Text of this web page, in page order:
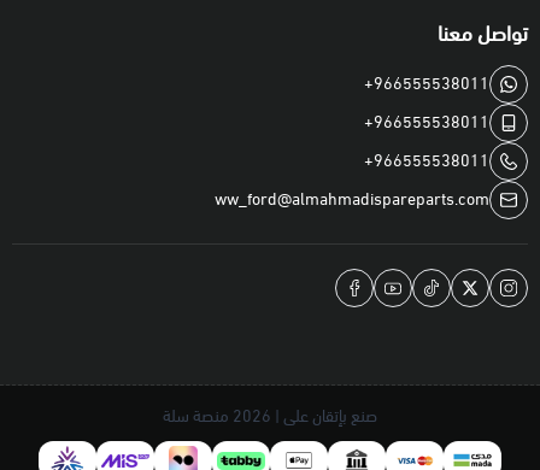
تواصل معنا
+966555538011
+966555538011
+966555538011
ww_ford@almahmadispareparts.com
صنع بإتقان على | 2026 منصة سلة